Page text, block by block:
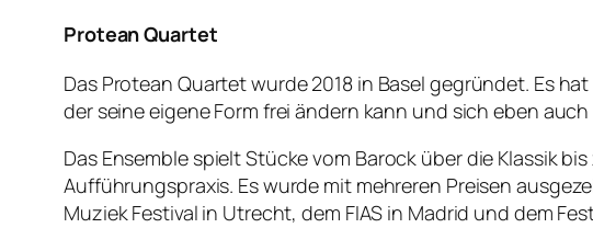
Protean Quartet
Das Protean Quartet wurde 2018 in Basel gegründet. Es
der seine eigene Form frei ändern kann und sich eben
Das Ensemble spielt Stücke vom Barock über die Klassik
Aufführungspraxis. Es wurde mit mehreren Preisen
Muziek Festival in Utrecht, dem FIAS in Madrid und dem